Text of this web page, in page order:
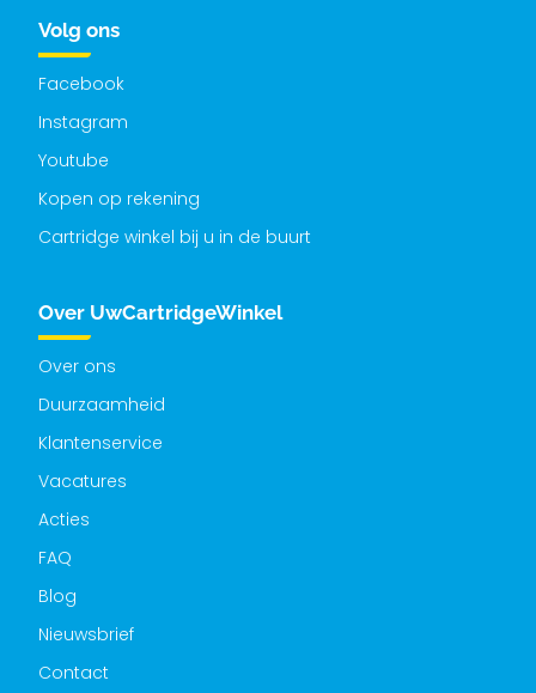
Volg ons
Facebook
Instagram
Youtube
Kopen op rekening
Cartridge winkel bij u in de buurt
Over UwCartridgeWinkel
Over ons
Duurzaamheid
Klantenservice
Vacatures
Acties
FAQ
Blog
Nieuwsbrief
Contact